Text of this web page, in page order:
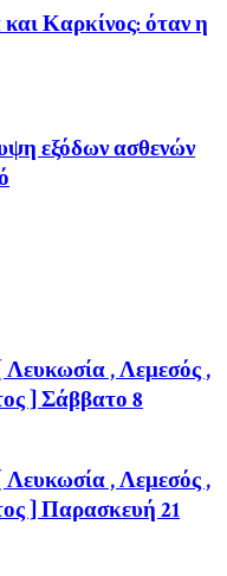
Καρκίνος: όταν η
εξόδων ασθενών
, Λεμεσός ,
] Σάββατο 8
, Λεμεσός ,
] Παρασκευή 21